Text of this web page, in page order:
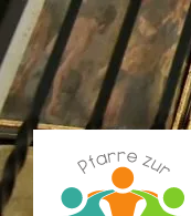
Zum
Inhalt
springen